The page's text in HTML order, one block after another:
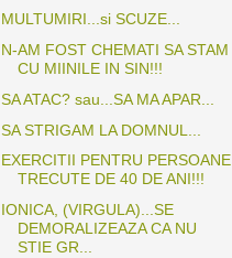
MULTUMIRI...si SCUZE...
N-AM FOST CHEMATI SA STAM
CU MIINILE IN SIN!!!
SA ATAC? sau...SA MA APAR...
SA STRIGAM LA DOMNUL...
EXERCITII PENTRU PERSOANE
TRECUTE DE 40 DE ANI!!!
IONICA, (VIRGULA)...SE
DEMORALIZEAZA CA NU
STIE GR...